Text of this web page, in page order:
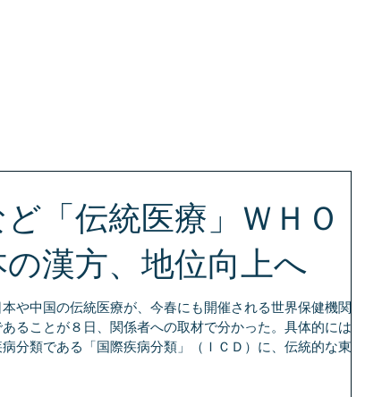
「伝統医療」ＷＨＯ
漢方、地位向上へ
や中国の伝統医療が、今春にも開催される世界保健機関
ることが８日、関係者への取材で分かった。具体的には、
分類である「国際疾病分類」（ＩＣＤ）に、伝統的な東洋